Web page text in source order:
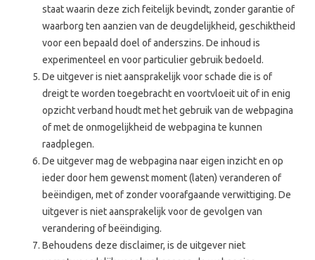
staat waarin deze zich feitelijk bevindt, zonder garantie of
waarborg ten aanzien van de deugdelijkheid, geschiktheid
voor een bepaald doel of anderszins. De inhoud is
experimenteel en voor particulier gebruik bedoeld.
De uitgever is niet aansprakelijk voor schade die is of
dreigt te worden toegebracht en voortvloeit uit of in enig
opzicht verband houdt met het gebruik van de webpagina
of met de onmogelijkheid de webpagina te kunnen
raadplegen.
De uitgever mag de webpagina naar eigen inzicht en op
ieder door hem gewenst moment (laten) veranderen of
beëindigen, met of zonder voorafgaande verwittiging. De
uitgever is niet aansprakelijk voor de gevolgen van
verandering of beëindiging.
Behoudens deze disclaimer, is de uitgever niet